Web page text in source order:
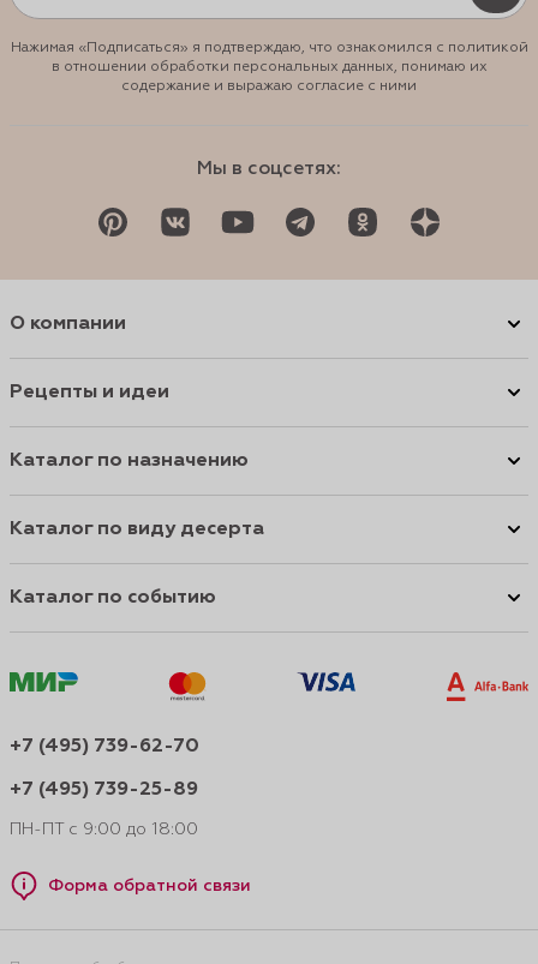
Нажимая «Подписаться» я подтверждаю, что ознакомился с политикой
в отношении обработки персональных данных, понимаю их
содержание и выражаю согласие с ними
Мы в соцсетях:
О компании
Рецепты и идеи
Каталог по назначению
Каталог по виду десерта
Каталог по событию
+7 (495) 739-62-70
+7 (495) 739-25-89
ПН-ПТ с 9:00 до 18:00
Форма обратной связи